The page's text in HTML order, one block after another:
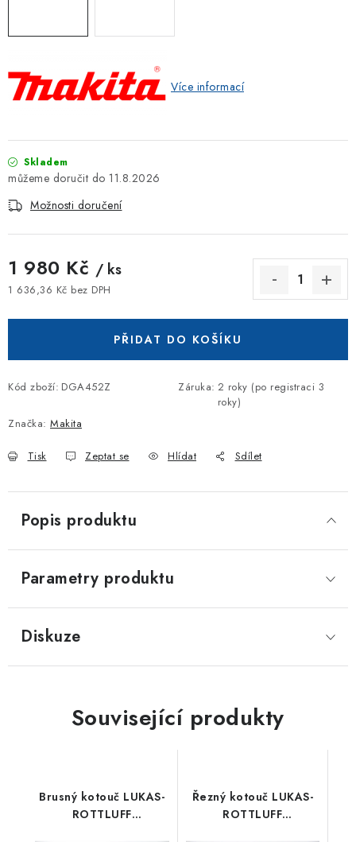
Více informací
Skladem
11.8.2026
Možnosti doručení
1 980 Kč / ks
1 636,36 Kč bez DPH
PŘIDAT DO KOŠÍKU
Kód zboží: DGA452Z Záruka: 2 roky (po registraci 3
roky)
Značka: Makita
Tisk Zeptat se Hlídat Sdílet
Popis produktu
Parametry produktu
Diskuze
Související produkty
Brusný kotouč LUKAS-
ROTTLUFF
Řezný kotouč LUKAS-
ROTTLUFF